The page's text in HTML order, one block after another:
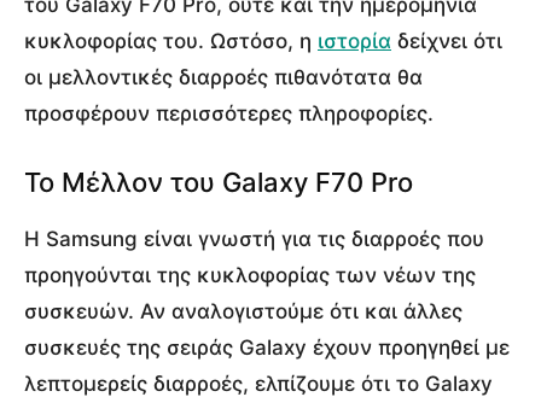
κυκλοφορίας του. Ωστόσο, η ιστορία δείχνει ότι
οι μελλοντικές διαρροές πιθανότατα θα
προσφέρουν περισσότερες πληροφορίες.
Το Μέλλον του Galaxy F70 Pro
Η Samsung είναι γνωστή για τις διαρροές που
προηγούνται της κυκλοφορίας των νέων της
συσκευών. Αν αναλογιστούμε ότι και άλλες
συσκευές της σειράς Galaxy έχουν προηγηθεί με
λεπτομερείς διαρροές, ελπίζουμε ότι το Galaxy